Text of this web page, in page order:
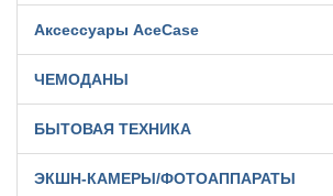
Аксессуары AceCase
ЧЕМОДАНЫ
БЫТОВАЯ ТЕХНИКА
ЭКШН-КАМЕРЫ/ФОТОАППАРАТЫ